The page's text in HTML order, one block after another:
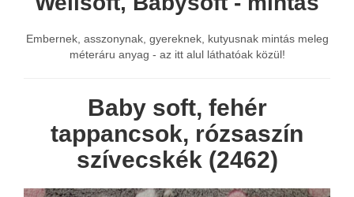
Embernek, asszonynak, gyereknek, kutyusnak mintás meleg
méteráru anyag - az itt alul láthatóak közül!
Baby soft, fehér
tappancsok, rózsaszín
szívecskék (2462)